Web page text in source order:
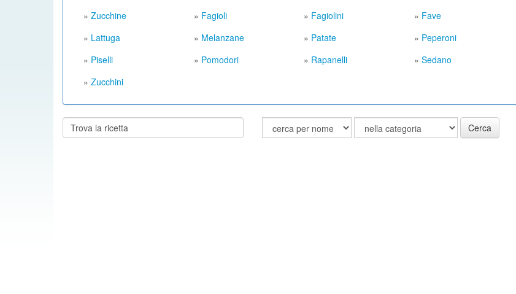
» Zucchine » Fagioli » Fagiolini » Fave
» Lattuga » Melanzane » Patate » Peperoni
» Piselli » Pomodori » Rapanelli » Sedano
» Zucchini
Cerca Cerca